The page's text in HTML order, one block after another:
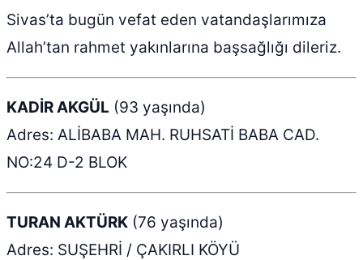
Sivas’ta bugün vefat eden vatandaşlarımıza
Allah’tan rahmet yakınlarına başsağlığı dileriz.
KADİR AKGÜL (93 yaşında)
Adres: ALİBABA MAH. RUHSATİ BABA CAD.
NO:24 D-2 BLOK
TURAN AKTÜRK (76 yaşında)
Adres: SUŞEHRİ / ÇAKIRLI KÖYÜ